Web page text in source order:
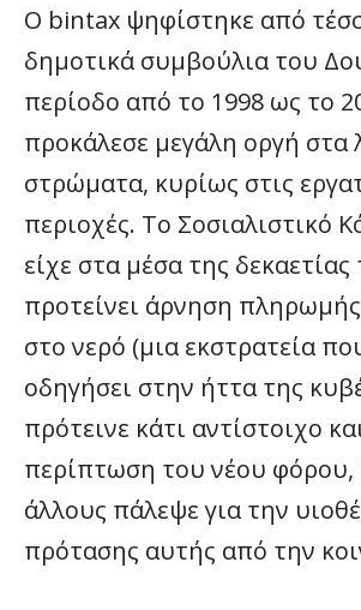
Ο bintax ψηφίστηκε από
δημοτικά συμβούλια του
περίοδο από το 1998 ως το
προκάλεσε μεγάλη οργή στα
στρώματα, κυρίως στις
περιοχές. Το Σοσιαλιστικό
είχε στα μέσα της δεκαετίας
προτείνει άρνηση
στο νερό (μια εκστρατεία
οδηγήσει στην ήττα της
πρότεινε κάτι αντίστοιχο
περίπτωση του νέου φόρου,
άλλους πάλεψε για την
πρότασης αυτής από την